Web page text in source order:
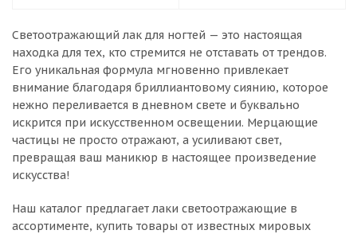
Светоотражающий лак для ногтей — это настоящая
находка для тех, кто стремится не отставать от трендов.
Его уникальная формула мгновенно привлекает
внимание благодаря бриллиантовому сиянию, которое
нежно переливается в дневном свете и буквально
искрится при искусственном освещении. Мерцающие
частицы не просто отражают, а усиливают свет,
превращая ваш маникюр в настоящее произведение
искусства!
Наш каталог предлагает лаки светоотражающие в
ассортименте, купить товары от известных мировых